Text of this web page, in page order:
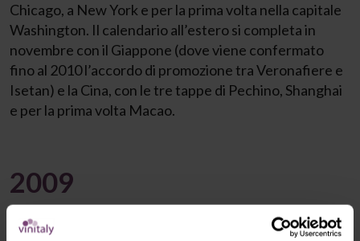
Chicago, a New York e per la prima volta nella capitale
Washington. Il calendario all’estero si completa in
novembre con il Giappone (dove viene confermato
fino al 2010 l’accordo di promozione tra Veronafiere e
Isetan) e la Cina, con le tre tappe di Pechino, Shanghai
e per la prima volta Macao.
2009
In occasione di Vinitaly 2009 viene inaugurato il nuovo